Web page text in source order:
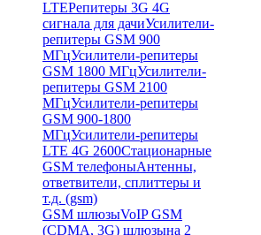
LTEРепитеры 3G 4G
сигнала для дачиУсилители-
репитеры GSM 900
МГцУсилители-репитеры
GSM 1800 МГцУсилители-
репитеры GSM 2100
МГцУсилители-репитеры
GSM 900-1800
МГцУсилители-репитеры
LTE 4G 2600Стационарные
GSM телефоныАнтенны,
ответвители, сплиттеры и
т.д. (gsm)
GSM шлюзыVoIP GSM
(CDMA, 3G) шлюзына 2